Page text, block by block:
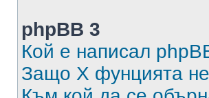
phpBB 3
Кой е написал
Защо X фунцията